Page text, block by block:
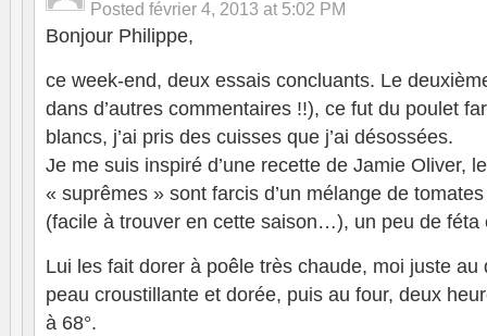
Posted février 4, 2013 at 5:02 PM
Bonjour Philippe,
ce week-end, deux essais concluants. Le
dans d’autres commentaires !!), ce fut du poulet
blancs, j’ai pris des cuisses que j’ai désossées.
Je me suis inspiré d’une recette de Jamie Oliver,
« suprêmes » sont farcis d’un mélange de
(facile à trouver en cette saison…), un peu de féta
Lui les fait dorer à poêle très chaude, moi juste au
peau croustillante et dorée, puis au four, deux
à 68°.